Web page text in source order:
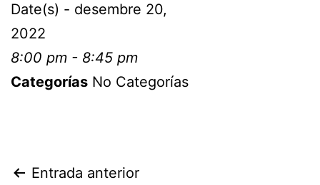
Date(s) - desembre 20,
2022
8:00 pm - 8:45 pm
Categorías No Categorías
Entrada anterior